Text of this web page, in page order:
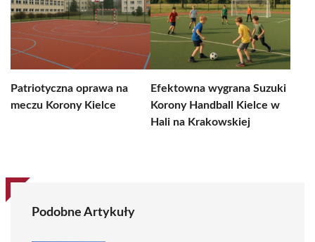
Patriotyczna oprawa na
meczu Korony Kielce
Efektowna wygrana Suzuki
Korony Handball Kielce w
Hali na Krakowskiej
Podobne Artykuły